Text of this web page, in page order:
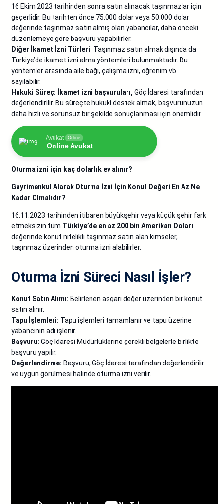
16 Ekim 2023 tarihinden sonra satın alınacak taşınmazlar için
geçerlidir. Bu tarihten önce 75.000 dolar veya 50.000 dolar
değerinde taşınmaz satın almış olan yabancılar, daha önceki
düzenlemeye göre başvuru yapabilirler.
Diğer İkamet İzni Türleri: Taşınmaz satın almak dışında da
Türkiye’de ikamet izni alma yöntemleri bulunmaktadır. Bu
yöntemler arasında aile bağı, çalışma izni, öğrenim vb.
sayılabilir.
Hukuki Süreç:
İkamet izni başvuruları, Göç İdaresi tarafından
değerlendirilir. Bu süreçte hukuki destek almak, başvurunuzun
daha hızlı ve sorunsuz bir şekilde sonuçlanması için önemlidir.
Avukat Online
Online Avukat
Oturma izni için kaç dolarlık ev alınır?
Gayrimenkul Alarak Oturma İzni İçin Konut Değeri En Az Ne
Kadar Olmalıdır?
16.11.2023 tarihinden itibaren büyükşehir veya küçük şehir fark
etmeksizin tüm Türkiye’de en az 200 bin Amerikan Doları
değerinde konut nitelikli taşınmaz satın alan kimseler,
taşınmaz üzerinden oturma izni alabilirler.
Oturma İzni Süreci Nasıl İşler?
Konut Satın Alımı: Belirlenen asgari değer üzerinden bir konut
satın alınır.
Tapu İşlemleri: Tapu işlemleri tamamlanır ve tapu üzerine
yabancının adı işlenir.
Başvuru: Göç İdaresi Müdürlüklerine gerekli belgelerle birlikte
başvuru yapılır.
Değerlendirme: Başvuru, Göç İdaresi tarafından değerlendirilir
ve uygun görülmesi halinde oturma izni verilir.